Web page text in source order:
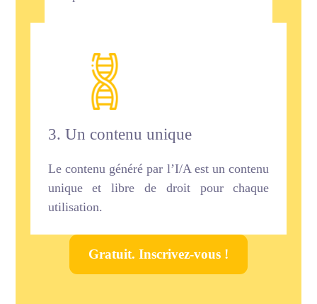
3. Un contenu unique
Le contenu généré par l’I/A est un contenu
unique et libre de droit pour chaque
utilisation.
Gratuit. Inscrivez-vous !